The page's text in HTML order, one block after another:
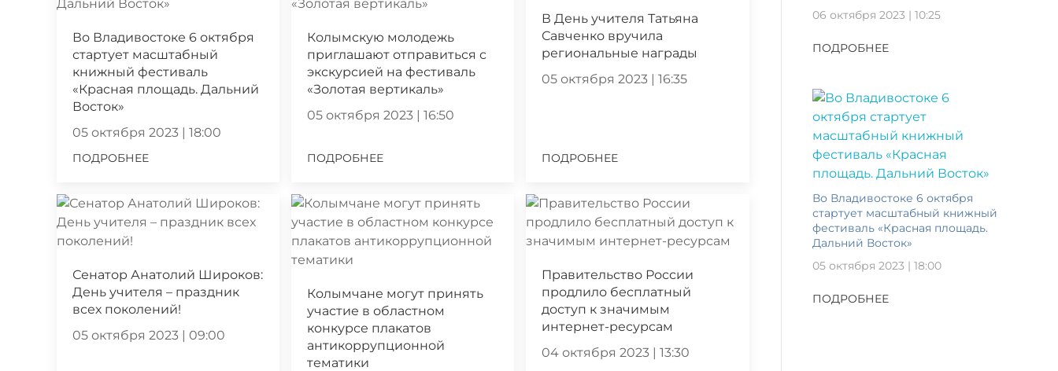
Во Владивостоке 6 октября
стартует масштабный
книжный фестиваль
«Красная площадь. Дальний
Восток»
05 октября 2023 | 18:00
ПОДРОБНЕЕ
Колымскую молодежь
приглашают отправиться с
экскурсией на фестиваль
«Золотая вертикаль»
05 октября 2023 | 16:50
ПОДРОБНЕЕ
В День учителя Татьяна
Савченко вручила
региональные награды
05 октября 2023 | 16:35
ПОДРОБНЕЕ
Сенатор Анатолий Широков:
День учителя – праздник
всех поколений!
05 октября 2023 | 09:00
Колымчане могут принять
участие в областном
конкурсе плакатов
антикоррупционной
тематики
Правительство России
продлило бесплатный
доступ к значимым
интернет-ресурсам
04 октября 2023 | 13:30
06 октября 2023 | 10:25
ПОДРОБНЕЕ
Во Владивостоке 6 октября
стартует масштабный книжный
фестиваль «Красная площадь.
Дальний Восток»
05 октября 2023 | 18:00
ПОДРОБНЕЕ